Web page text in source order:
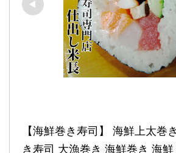
【海鮮巻き寿司】 海鮮上太巻
き寿司 大漁巻き 海鮮巻き 海